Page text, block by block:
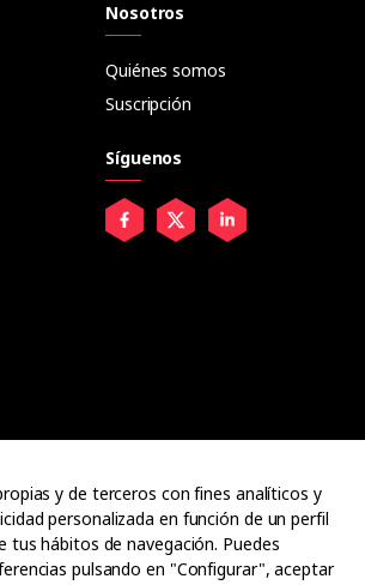
Nosotros
Quiénes somos
Suscripción
Síguenos
y de terceros con fines analíticos y
personalizada en función de un perfil
tus hábitos de navegación. Puedes
pulsando en "Configurar", aceptar